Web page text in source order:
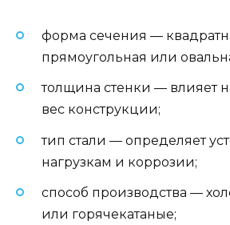
форма сечения —
прямоугольная или
толщина стенки — влияет
вес конструкции;
тип стали — определяет
нагрузкам и коррозии;
способ производства —
или горячекатаные;